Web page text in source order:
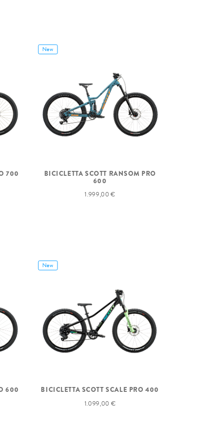
700
New
BICICLETTA SCOTT RANSOM PRO
600
1.999,00 €
600
New
BICICLETTA SCOTT SCALE PRO 400
1.099,00 €